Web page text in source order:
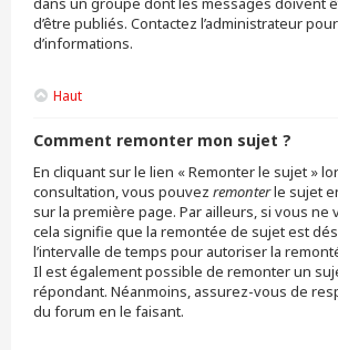
d’être publiés. Contactez l’administrateur
d’informations.
Haut
Comment remonter mon sujet ?
En cliquant sur le lien « Remonter le sujet »
consultation, vous pouvez remonterle sujet
sur la première page. Par ailleurs, si vous ne
cela signifie que la remontée de sujet est
l’intervalle de temps pour autoriser la
Il est également possible de remonter un
répondant. Néanmoins, assurez-vous de
du forum en le faisant.